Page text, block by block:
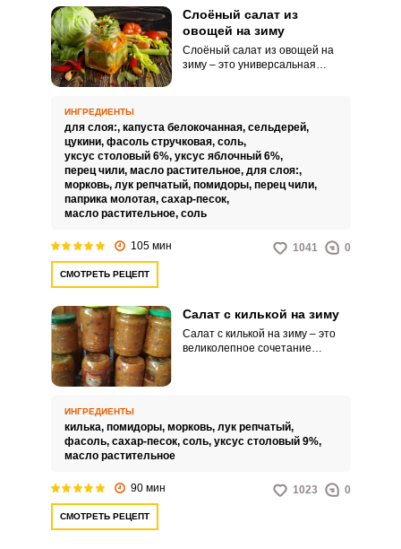
Слоёный салат из
овощей на зиму
Слоёный салат из овощей на
зиму – это универсальная
дополнением в любому виду
мяса или рыбе.
ИНГРЕДИЕНТЫ
для слоя:, капуста белокочанная, сельдерей,
цукини, фасоль стручковая, соль,
уксус столовый 6%, уксус яблочный 6%,
перец чили, масло растительное, для слоя:,
морковь, лук репчатый, помидоры, перец чили,
паприка молотая, сахар-песок,
масло растительное, соль
105 мин 1041 0
СМОТРЕТЬ РЕЦЕПТ
Салат с килькой на зиму
Салат с килькой на зиму – это
великолепное сочетание
ИНГРЕДИЕНТЫ
килька, помидоры, морковь, лук репчатый,
фасоль, сахар-песок, соль, уксус столовый 9%,
масло растительное
90 мин 1023 0
СМОТРЕТЬ РЕЦЕПТ